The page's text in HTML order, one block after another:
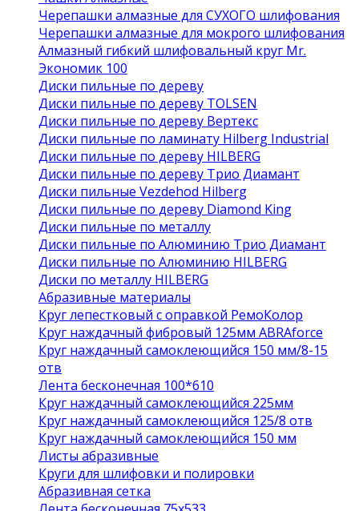
Черепашки алмазные для СУХОГО шлифования
Черепашки алмазные для мокрого шлифования
Алмазный гибкий шлифовальный круг Mr.
Экономик 100
Диски пильные по дереву
Диски пильные по дереву TOLSEN
Диски пильные по дереву Вертекс
Диски пильные по ламинату Hilberg Industrial
Диски пильные по дереву HILBERG
Диски пильные по дереву Трио Диамант
Диски пильные Vezdehod Hilberg
Диски пильные по дереву Diamond King
Диски пильные по металлу
Диски пильные по Алюминию Трио Диамант
Диски пильные по Алюминию HILBERG
Диски по металлу HILBERG
Абразивные материалы
Круг лепестковый с оправкой РемоКолор
Круг наждачный фибровый 125мм ABRAforce
Круг наждачный самоклеющийся 150 мм/8-15
отв
Лента бесконечная 100*610
Круг наждачный самоклеющийся 225мм
Круг наждачный самоклеющийся 125/8 отв
Круг наждачный самоклеющийся 150 мм
Листы абразивные
Круги для шлифовки и полировки
Абразивная сетка